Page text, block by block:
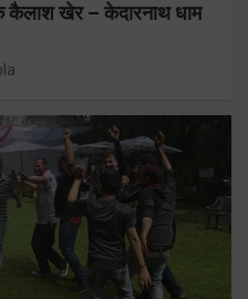
कैलाश खेर – केदारनाथ धाम